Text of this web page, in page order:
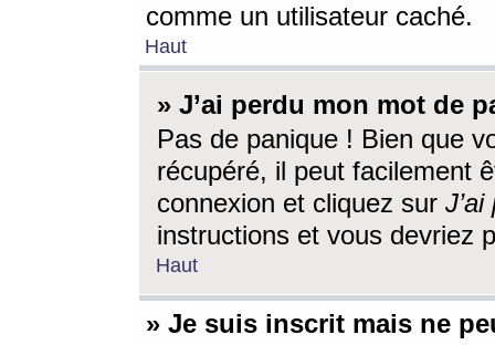
comme un utilisateur caché.
Haut
» J’ai perdu mon mot de
Pas de panique ! Bien que
récupéré, il peut facilement
connexion et cliquez sur
instructions et vous devriez
Haut
» Je suis inscrit mais ne